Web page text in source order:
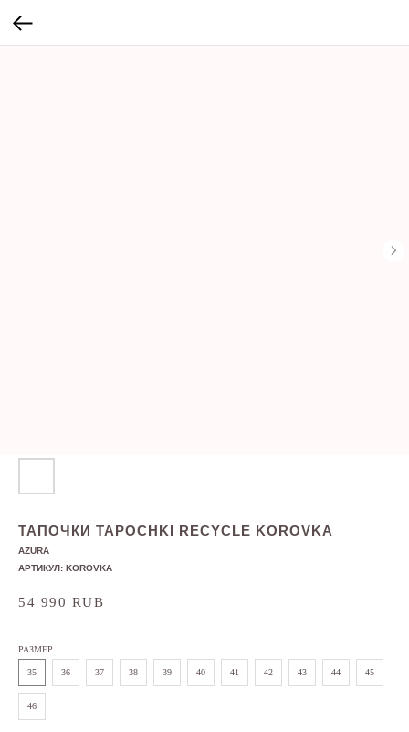
ТАПОЧКИ TAPOCHKI RECYCLE KOROVKA
AZURA
АРТИКУЛ: KOROVKA
54 990 RUB
РАЗМЕР
35 36 37 38 39 40 41 42 43 44 45
46